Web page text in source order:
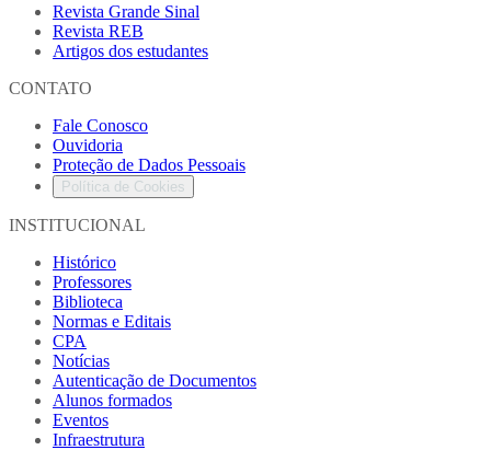
Revista Grande Sinal
Revista REB
Artigos dos estudantes
CONTATO
Fale Conosco
Ouvidoria
Proteção de Dados Pessoais
Política de Cookies
INSTITUCIONAL
Histórico
Professores
Biblioteca
Normas e Editais
CPA
Notícias
Autenticação de Documentos
Alunos formados
Eventos
Infraestrutura